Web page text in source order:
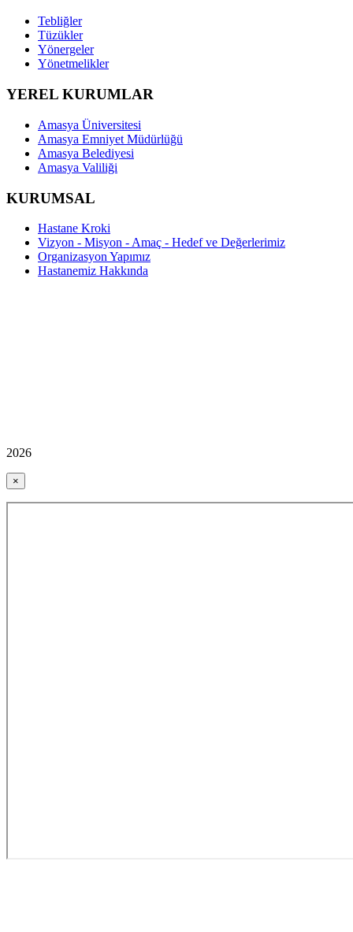
Tebliğler
Tüzükler
Yönergeler
Yönetmelikler
YEREL KURUMLAR
Amasya Üniversitesi
Amasya Emniyet Müdürlüğü
Amasya Belediyesi
Amasya Valiliği
KURUMSAL
Hastane Kroki
Vizyon - Misyon - Amaç - Hedef ve Değerlerimiz
Organizasyon Yapımız
Hastanemiz Hakkında
2026
×